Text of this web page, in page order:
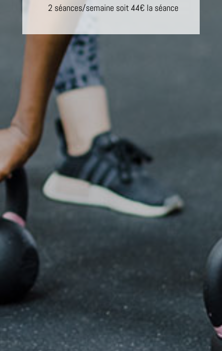
2 séances/semaine soit 44€ la séance